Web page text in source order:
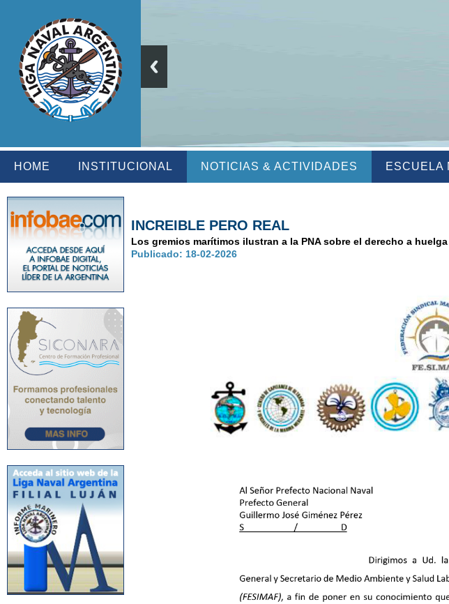
HOME INSTITUCIONAL NOTICIAS & ACTIVIDADES ESCUELA
INCREIBLE PERO REAL
Los gremios marítimos ilustran a la PNA sobre el derecho a huelga
Publicado: 18-02-2026